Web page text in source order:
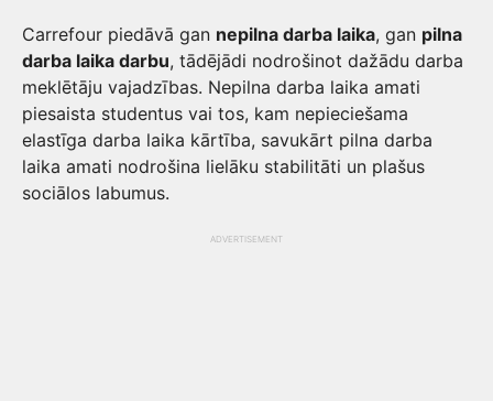
Carrefour piedāvā gan nepilna darba laika, gan pilna
darba laika darbu, tādējādi nodrošinot dažādu darba
meklētāju vajadzības. Nepilna darba laika amati
piesaista studentus vai tos, kam nepieciešama
elastīga darba laika kārtība, savukārt pilna darba
laika amati nodrošina lielāku stabilitāti un plašus
sociālos labumus.
ADVERTISEMENT